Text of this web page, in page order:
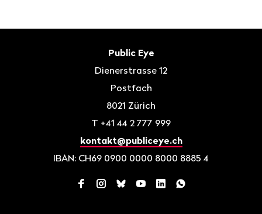
Public Eye
Dienerstrasse 12
Postfach
8021 Zürich
T +41 44 2 777 999
kontakt@publiceye.ch
IBAN: CH69 0900 0000 8000 8885 4
Facebook
Instagram
BlueskyYouTube
LinkedInWhatsApp